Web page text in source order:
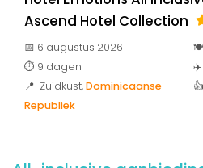
Ascend Hotel Collection
📅 6 augustus 2026
⏱️ 9 dagen
📍 Zuidkust,Dominicaanse
Republiek
🍽️
✈️
👍